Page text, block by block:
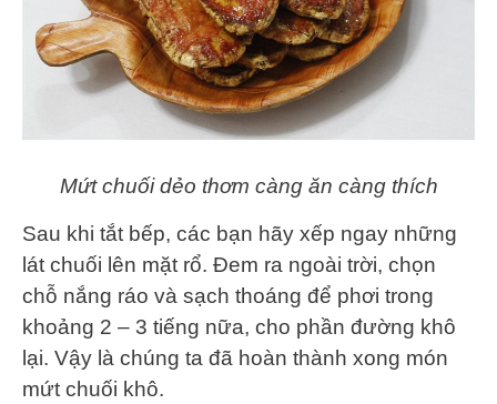
Mứt chuối dẻo thơm càng ăn càng thích
Sau khi tắt bếp, các bạn hãy xếp ngay những
lát chuối lên mặt rổ. Đem ra ngoài trời, chọn
chỗ nắng ráo và sạch thoáng để phơi trong
khoảng 2 – 3 tiếng nữa, cho phần đường khô
lại. Vậy là chúng ta đã hoàn thành xong món
mứt chuối khô.